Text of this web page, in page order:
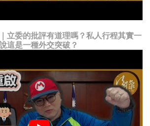
立委的批評有道理嗎？私人行程其實一
這是一種外交突破？